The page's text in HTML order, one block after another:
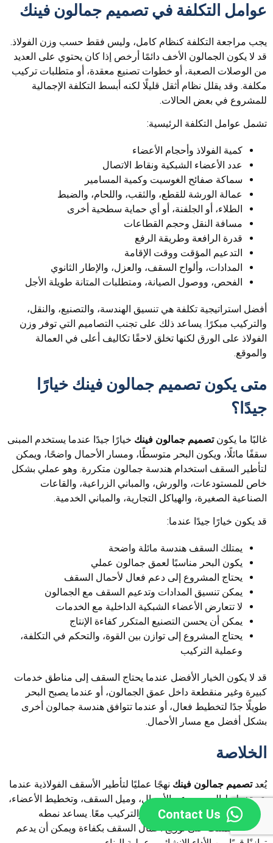
عوامل التكلفة في تصميم جمالون فينك
يجب مراجعة التكلفة كنظام كامل، وليس فقط حسب وزن الفولاذ.
قد لا يكون الجمالون الأخف دائمًا أرخص إذا كان يحتوي على العديد
من الوصلات الصعبة، أو خطوات تصنيع معقدة، أو متطلبات تركيب
مكلفة. وقد يقلل نظام أثقل قليلًا لكنه أبسط التكلفة الإجمالية
للمشروع في بعض الحالات.
تشمل عوامل التكلفة الرئيسية:
كمية الفولاذ وأحجام الأعضاء
عدد الأعضاء الشبكية ونقاط الاتصال
سماكة صفائح الغوسيت وكمية المسامير
عمالة الورشة للقطع، والثقب، واللحام، والضبط
الطلاء، أو الجلفنة، أو أي حماية سطحية أخرى
مسافة النقل وحجم القطاعات
قدرة الرافعة وطريقة الرفع
التدعيم المؤقت ووقت الإقامة
المدادات، وألواح السقف، والعزل، والإطار الثانوي
الفحص، ووصول الصيانة، ومتطلبات المتانة طويلة الأجل
أفضل استراتيجية تكلفة هي تنسيق الهندسة، والتصنيع، والنقل،
والتركيب مبكرًا. يساعد ذلك على تجنب التصاميم التي توفر وزن
الفولاذ على الورق لكنها تخلق لاحقًا تكاليف أعلى في العمالة
والموقع.
متى يكون تصميم جمالون فينك خيارًا
جيدًا؟
غالبًا ما يكونتصميم جمالون فينك خيارًا جيدًا عندما يستخدم المبنى
سقفًا مائلًا، ويكون البحر متوسطًا، ومسار الأحمال واضحًا، ويمكن
لتأطير السقف استخدام هندسة جمالون متكررة. وهو عملي بشكل
خاص للمستودعات، والورش، والمباني الزراعية، والقاعات
الصناعية الصغيرة، والهياكل التجارية، والمباني الخدمية.
قد يكون خيارًا جيدًا عندما:
يمتلك السقف هندسة مائلة واضحة
يكون البحر مناسبًا لعمق جمالون عملي
يحتاج المشروع إلى دعم فعال لأحمال السقف
يمكن تنسيق المدادات وتدعيم السقف مع الجمالون
لا تتعارض الأعضاء الشبكية الداخلية مع الخدمات
يمكن أن يحسن التصنيع المتكرر كفاءة الإنتاج
يحتاج المشروع إلى توازن بين القوة، والتحكم في التكلفة،
وعملية التركيب
قد لا يكون الخيار الأفضل عندما يحتاج السقف إلى مناطق خدمات
كبيرة وغير منقطعة داخل عمق الجمالون، أو عندما يصبح البحر
طويلًا جدًا لتخطيط فعال، أو عندما تتوافق هندسة جمالون أخرى
بشكل أفضل مع مسار الأحمال.
الخلاصة
يُعدتصميم جمالون فينك نهجًا عمليًا لتأطير الأسقف الفولاذية عندما
يتم تخطيط البحر، ودعم الأحمال، وميل السقف، وتخطيط الأعضاء،
والتدعيم، والوصلات، والتصنيع، والتركيب معًا. يساعد نمطه
الشبكي المثلث على توزيع أحمال السقف بكفاءة ويمكن أن يدعم
Contact Us